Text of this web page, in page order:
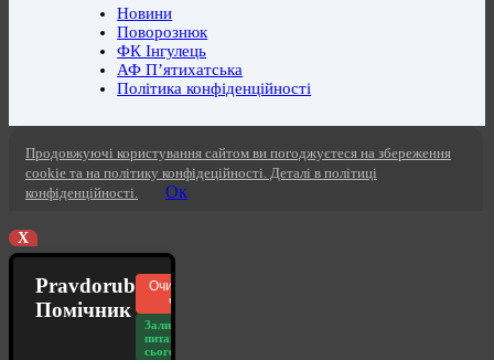
Новини
Поворознюк
ФК Інгулець
АФ П’ятихатська
Політика конфіденційності
Продовжуючі користування сайтом ви погоджуєтеся на збереження
cookie та на політику конфідеційності. Деталі в політиці
конфіденційності.
Ок
X
Pravdorub
Помічник
Очистити
чат
Залишилось
питань
сьогодні: 20